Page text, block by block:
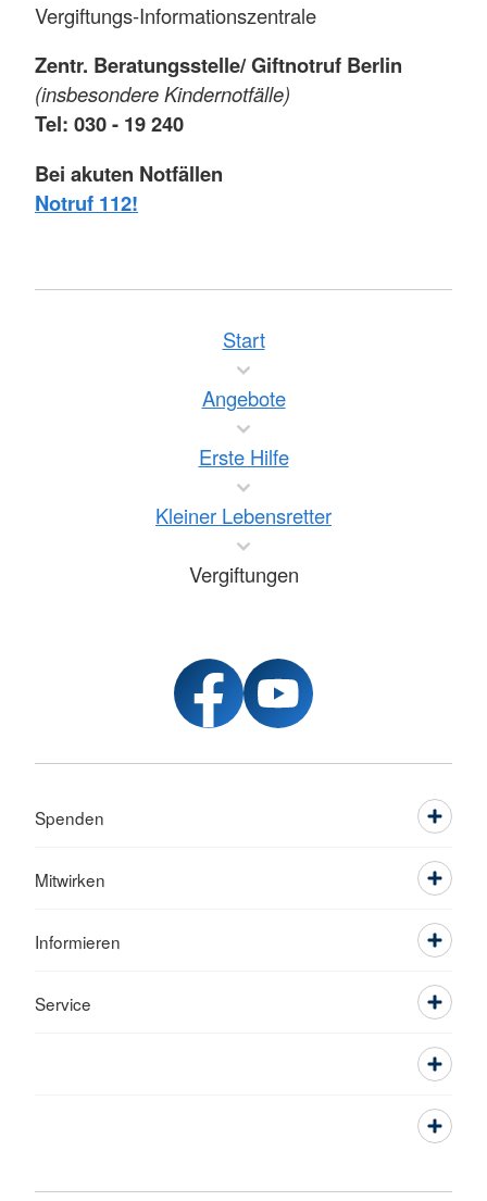
Vergiftungs-Informationszentrale
Zentr. Beratungsstelle/ Giftnotruf Berlin
(insbesondere Kindernotfälle)
Tel: 030 - 19 240
Bei akuten Notfällen
Notruf 112!
Start
Angebote
Erste Hilfe
Kleiner Lebensretter
Vergiftungen
Spenden
Mitwirken
Informieren
Service